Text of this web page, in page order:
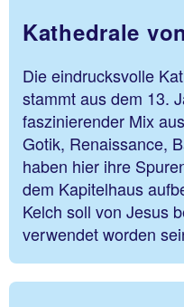
Kathedrale
Die eindrucksvolle
stammt aus dem 13.
faszinierender Mix
Gotik, Renaissance,
haben hier ihre
dem Kapitelhaus
Kelch soll von Jesus
verwendet worden